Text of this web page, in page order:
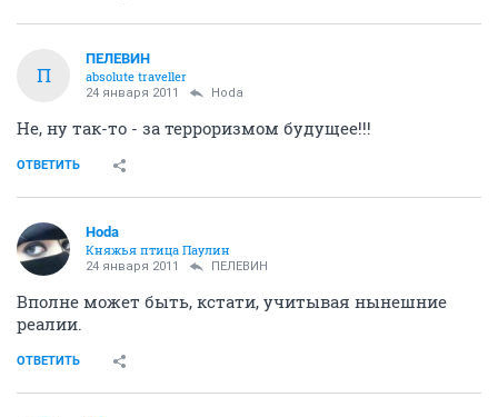
П
ПЕЛЕВИН
absolute traveller
24 января 2011 Hoda
Не, ну так-то - за терроризмом будущее!!!
ОТВЕТИТЬ
Hoda
Княжья птица Паулин
24 января 2011 ПЕЛЕВИН
Вполне может быть, кстати, учитывая нынешние
реалии.
ОТВЕТИТЬ